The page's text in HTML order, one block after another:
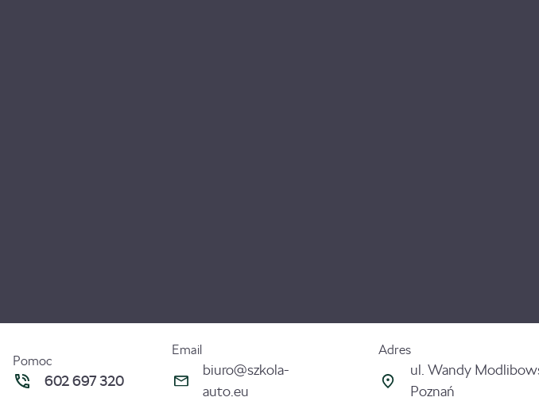
Pomoc
602 697 320
Email
biuro@szkola-
auto.eu
Adres
ul. Wandy
Poznań